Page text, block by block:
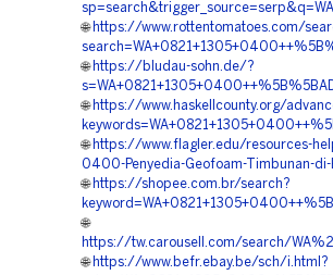
🌐 https://www.rottentomatoes.com/
🌐 https://bludau-sohn.de/?
🌐 https://www.haskellcounty.org/
🌐 https://www.flagler.edu/resources-
0400-Penyedia-Geofoam-Timbunan-di-
🌐 https://shopee.com.br/search?
🌐
https://tw.carousell.com/search/
🌐 https://www.befr.ebay.be/sch/i.html?